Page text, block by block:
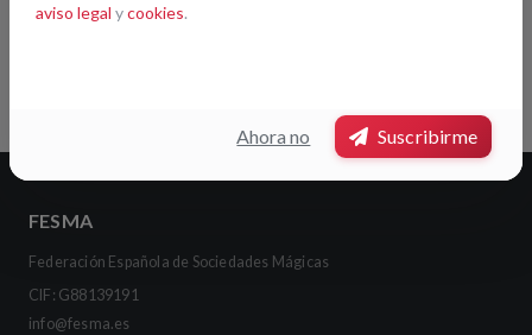
Etiquetas
aviso legal ycookies.
Ahora no Suscribirme
FESMA
Federación Española de Sociedades Mágicas
CIF: G88139191
info@fesma.es